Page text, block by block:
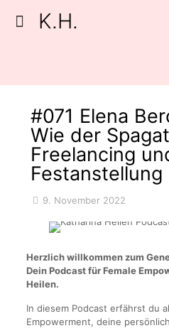
K.H.
#071 Elena
Wie der
Freelancing
9. November 2022
Herzlich willkommen zum
Dein Podcast für Female
Heilen.
In diesem Podcast erfährst du
Empowerment, deine